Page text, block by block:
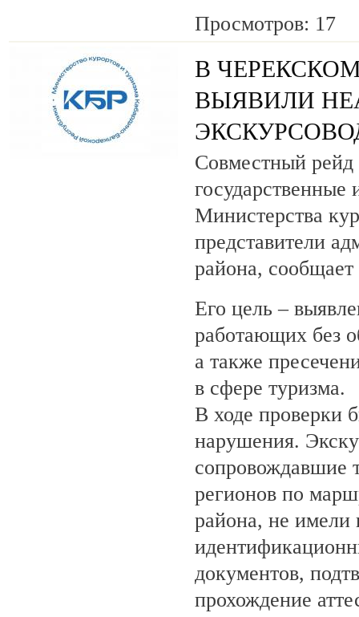
Просмотров: 17
В
ВЫЯВИЛИ
Совместный рейд
государственные
Министерства
представители
района,
Его цель –
работающих без
а также
в сфере туризма.
В ходе проверки
нарушения.
сопровождавшие
регионов по
района, не имели
документов,
прохождение